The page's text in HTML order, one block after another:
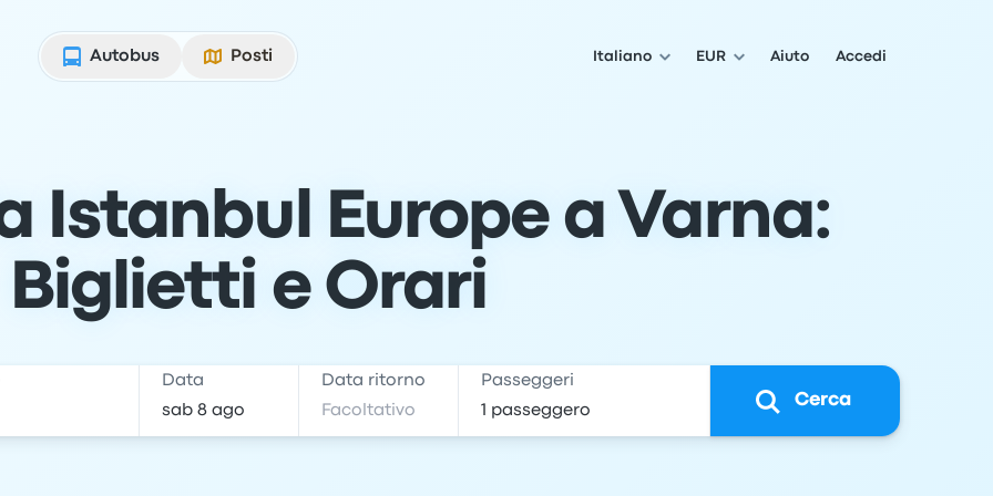
Autobus
Posti Italiano EUR Aiuto Accedi
Istanbul Europe a Varna:
Biglietti e Orari
Data Data ritorno Passeggeri
Cerca